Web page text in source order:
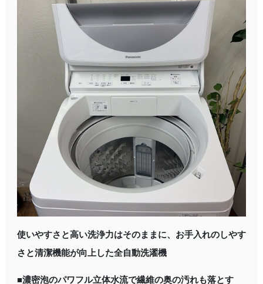
使いやすさと高い洗浄力はそのままに、お手入れのしやす
さと清潔機能が向上した全自動洗濯機
■濃密泡のパワフル立体水流で繊維の奥の汚れも落とす